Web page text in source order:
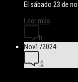
El sábado 23 de
Leer más
0
Nov172024
0